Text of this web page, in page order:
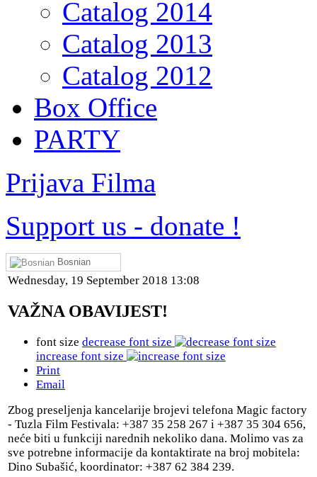
Catalog 2014
Catalog 2013
Catalog 2012
Box Office
PARTY
Prijava Filma
Support us - donate !
Bosnian
Wednesday, 19 September 2018 13:08
VAŽNA OBAVIJEST!
font size decrease font size
increase font size
Print
Email
Zbog preseljenja kancelarije brojevi telefona Magic factory
- Tuzla Film Festivala: +387 35 258 267 i +387 35 304 656,
neće biti u funkciji narednih nekoliko dana. Molimo vas za
sve potrebne informacije da kontaktirate na broj mobitela:
Dino Subašić, koordinator: +387 62 384 239.